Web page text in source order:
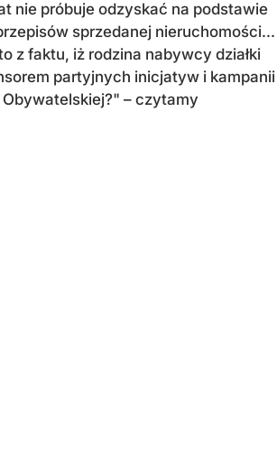
nie próbuje odzyskać na podstawie
sprzedanej nieruchomości...
z faktu, iż rodzina nabywcy działki
partyjnych inicjatyw i kampanii
– czytamy